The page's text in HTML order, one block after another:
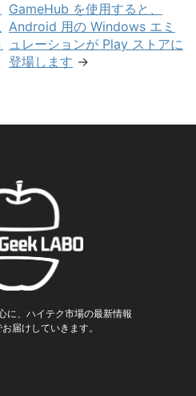
GameHub を使用すると、
Android 用の Windows エミ
ュレーションが Play ストアに
登場します →
に、ハイテク市場の最新情報
届けしていきます。